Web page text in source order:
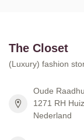
The Closet
(Luxury) fashion
Oude
1271 RH
Nederland